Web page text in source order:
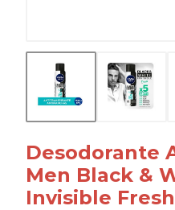
Desodorante
Men Black &
Invisible Fresh